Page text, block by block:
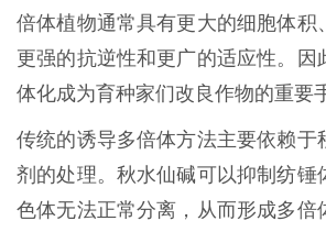
倍体植物通常具有更大的细胞体积
更强的抗逆性和更广的适应性。因
体化成为育种家们改良作物的重要
传统的诱导多倍体方法主要依赖于
剂的处理。秋水仙碱可以抑制纺锤
色体无法正常分离，从而形成多倍